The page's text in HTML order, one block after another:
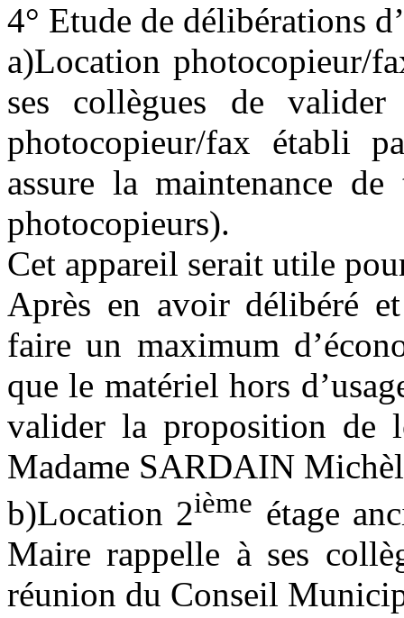
4° Etude de délibérations
a)Location photocopieur/
ses collègues de
photocopieur/fax établi
assure la maintenance
photocopieurs).
Cet appareil serait utile
Après en avoir délibéré
faire un maximum
que le matériel hors
valider la proposition
Madame SARDAIN
b)Location 2ième étage
Maire rappelle à ses
réunion du Conseil